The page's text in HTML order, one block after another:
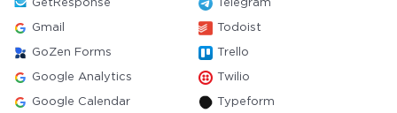
GetResponse Telegram
Gmail Todoist
GoZen Forms Trello
Google Analytics Twilio
Google Calendar Typeform